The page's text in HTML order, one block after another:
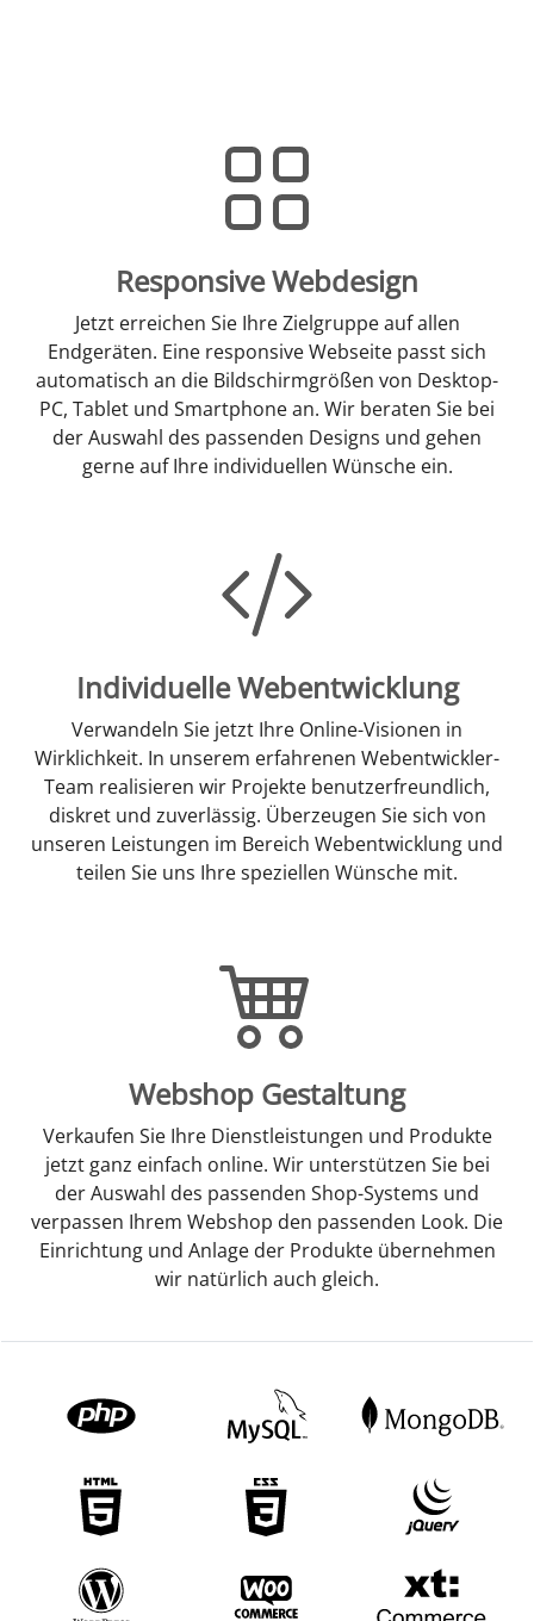
Responsive Webdesign
Jetzt erreichen Sie Ihre Zielgruppe auf allen
Endgeräten. Eine responsive Webseite passt sich
automatisch an die Bildschirmgrößen von Desktop-
PC, Tablet und Smartphone an. Wir beraten Sie bei
der Auswahl des passenden Designs und gehen
gerne auf Ihre individuellen Wünsche ein.
Individuelle Webentwicklung
Verwandeln Sie jetzt Ihre Online-Visionen in
Wirklichkeit. In unserem erfahrenen Webentwickler-
Team realisieren wir Projekte benutzerfreundlich,
diskret und zuverlässig. Überzeugen Sie sich von
unseren Leistungen im Bereich Webentwicklung und
teilen Sie uns Ihre speziellen Wünsche mit.
Webshop Gestaltung
Verkaufen Sie Ihre Dienstleistungen und Produkte
jetzt ganz einfach online. Wir unterstützen Sie bei
der Auswahl des passenden Shop-Systems und
verpassen Ihrem Webshop den passenden Look. Die
Einrichtung und Anlage der Produkte übernehmen
wir natürlich auch gleich.